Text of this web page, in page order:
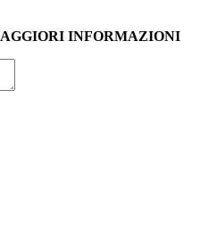
INFORMAZIONI